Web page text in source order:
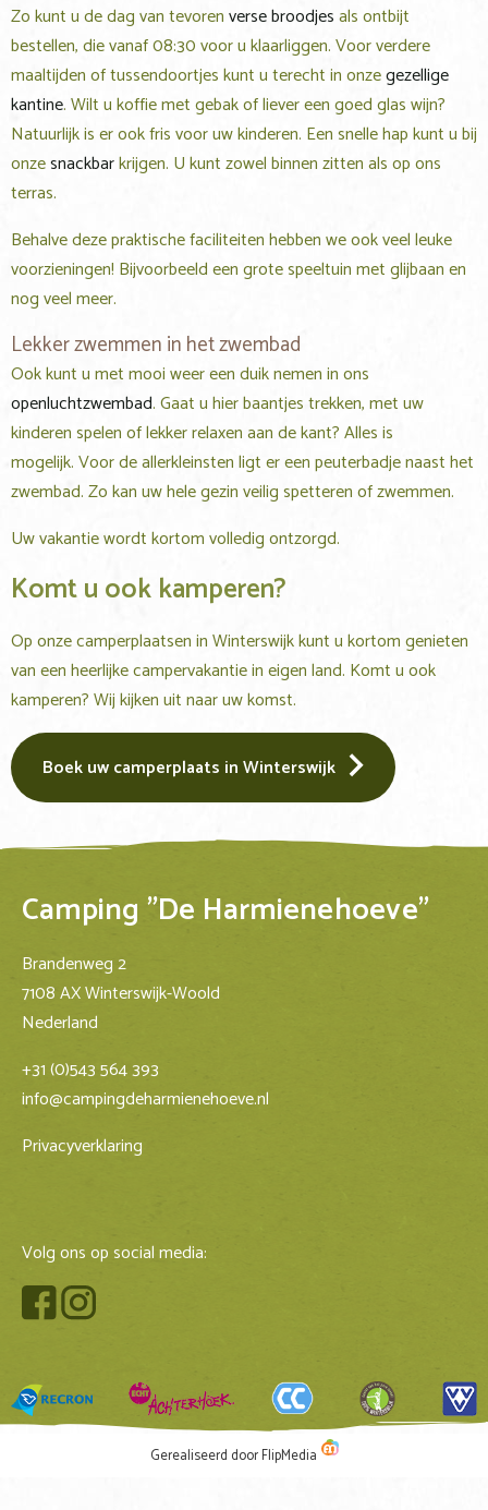
Zo kunt u de dag van tevorenverse broodjesals ontbijt
bestellen, die vanaf 08:30 voor u klaarliggen. Voor verdere
maaltijden of tussendoortjes kunt u terecht in onzegezellige
kantine. Wilt u koffie met gebak of liever een goed glas wijn?
Natuurlijk is er ook fris voor uw kinderen. Een snelle hap kunt u bij
onzesnackbarkrijgen. U kunt zowel binnen zitten als op ons
terras.
Behalve deze praktische faciliteiten hebben we ook veel leuke
voorzieningen! Bijvoorbeeld een grote speeltuin met glijbaan en
nog veel meer.
Lekker zwemmen in het zwembad
Ook kunt u met mooi weer een duik nemen in ons
openluchtzwembad. Gaat u hier baantjes trekken, met uw
kinderen spelen of lekker relaxen aan de kant? Alles is
mogelijk. Voor de allerkleinsten ligt er een peuterbadje naast het
zwembad. Zo kan uw hele gezin veilig spetteren of zwemmen.
Uw vakantie wordt kortom volledig ontzorgd.
Komt u ook kamperen?
Op onze camperplaatsen in Winterswijk kunt u kortom genieten
van een heerlijke campervakantie in eigen land. Komt u ook
kamperen? Wij kijken uit naar uw komst.
Boek uw camperplaats in Winterswijk
Camping "De Harmienehoeve"
Brandenweg 2
7108 AX Winterswijk-Woold
Nederland
+31 (0)543 564 393
info@campingdeharmienehoeve.nl
Privacyverklaring
Volg ons op social media:
Gerealiseerd door FlipMedia